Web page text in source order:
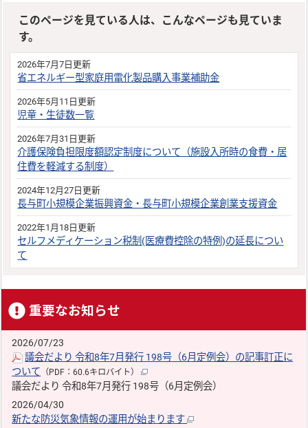
このページを見ている人は、こんなページも見ていま
す。
2026年7月7日更新
省エネルギー型家庭用電化製品購入事業補助金
2026年5月11日更新
児童・生徒数一覧
2026年7月31日更新
介護保険負担限度額認定制度について（施設入所時の食費・居
住費を軽減する制度）
2024年12月27日更新
長与町小規模企業振興資金・長与町小規模企業創業支援資金
2022年1月18日更新
セルフメディケーション税制(医療費控除の特例)の延長につい
て
重要なお知らせ
2026/07/23
議会だより 令和8年7月発行 198号（6月定例会）の記事訂正に
ついて （PDF：60.6キロバイト）
議会だより 令和8年7月発行 198号（6月定例会）
2026/04/30
新たな防災気象情報の運用が始まります